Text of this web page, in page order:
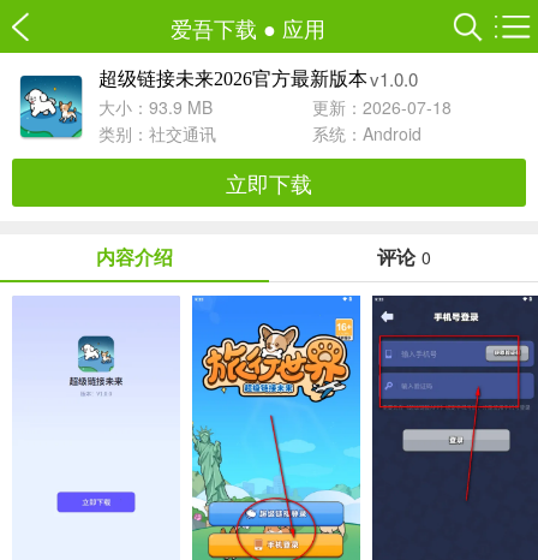
爱吾下载 ● 应用
超级链接未来2026官方最新版本v1.0.0
大小：93.9 MB
更新：2026-07-18
类别： 社交通讯 系统：Android
立即下载
内容介绍 评论 0